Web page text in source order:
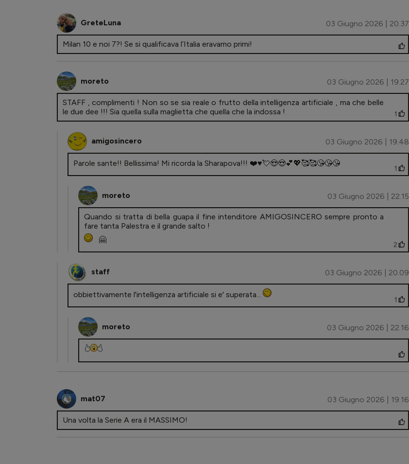
GreteLuna 03 Giugno 2026 | 20.37
Milan 10 e noi 7?! Se si qualificava l’Italia eravamo primi!
moreto 03 Giugno 2026 | 19.27
STAFF , complimenti ! Non so se sia reale o frutto della intelligenza artificiale , ma che belle
le due dee !!! Sia quella sulla maglietta che quella che la indossa !
1
amigosincero 03 Giugno 2026 | 19.48
Parole sante!! Bellissima! Mi ricorda la Sharapova!!! ❤️♥️💘😍😍💕💖🥰🥰😘😘😘
1
moreto 03 Giugno 2026 | 22.15
Quando si tratta di bella guapa il fine intenditore AMIGOSINCERO sempre pronto a
fare tanta Palestra e il grande salto !
🤗
2
staff 03 Giugno 2026 | 20.09
obbiettivamente l'intelligenza artificiale si e' superata...
1
moreto 03 Giugno 2026 | 22.16
mat07 03 Giugno 2026 | 19.16
Una volta la Serie A era il MASSIMO!